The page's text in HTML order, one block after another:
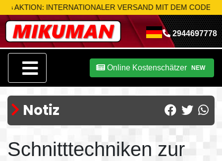
INTERNATIONALER VERSAND MIT DEM CODE MIK-S10
2944697778
Online Kostenschätzer NEW
Notiz
Schnitttechniken zur